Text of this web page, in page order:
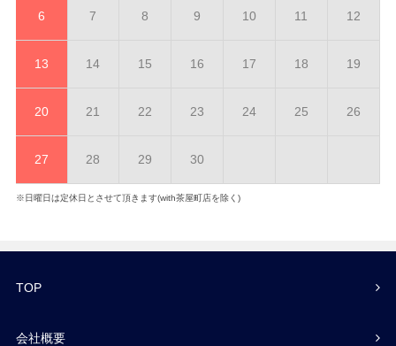
6 7 8 9 10 11 12
13 14 15 16 17 18 19
20 21 22 23 24 25 26
27 28 29 30
※日曜日は定休日とさせて頂きます(with茶屋町店を除く)
TOP
会社概要